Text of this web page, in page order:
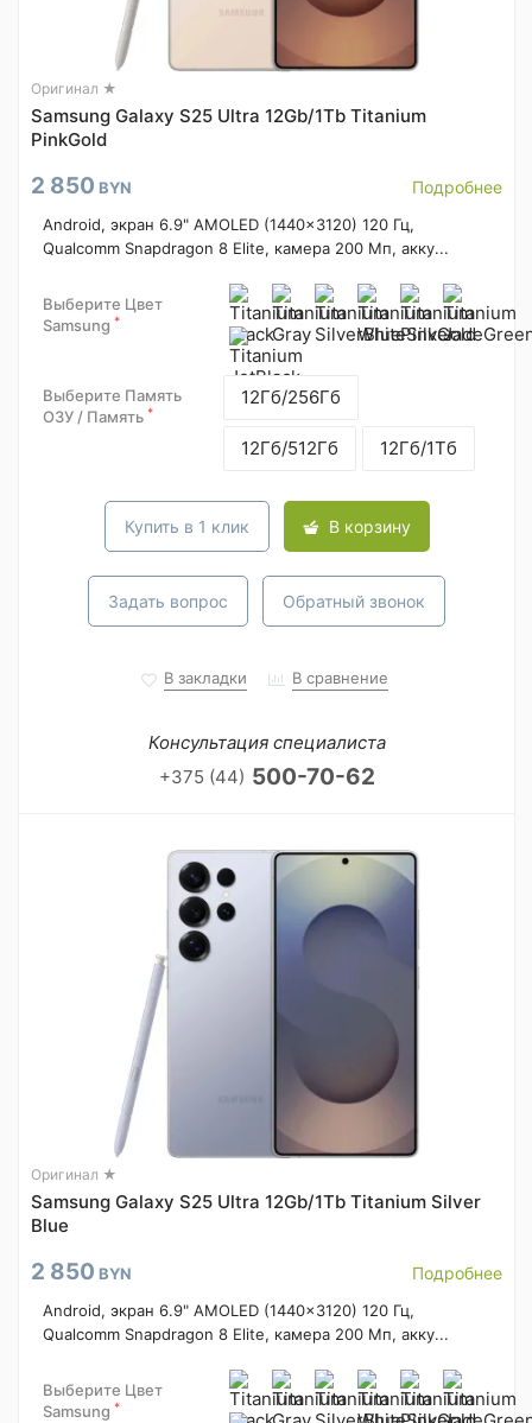
Оригинал ★
Samsung Galaxy S25 Ultra 12Gb/1Tb Titanium
PinkGold
2 850 BYN Подробнее
Android, экран 6.9" AMOLED (1440x3120) 120 Гц,
Qualcomm Snapdragon 8 Elite, камера 200 Мп, акку...
Выберите Цвет
Samsung *
Выберите Память
ОЗУ / Память *
12Гб/256Гб
12Гб/512Гб 12Гб/1Тб
Купить в 1 клик В корзину
Задать вопрос Обратный звонок
В закладки В сравнение
Консультация специалиста
+375 (44) 500-70-62
Оригинал ★
Samsung Galaxy S25 Ultra 12Gb/1Tb Titanium Silver
Blue
2 850 BYN Подробнее
Android, экран 6.9" AMOLED (1440x3120) 120 Гц,
Qualcomm Snapdragon 8 Elite, камера 200 Мп, акку...
Выберите Цвет
Samsung *